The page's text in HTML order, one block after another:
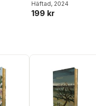
Totalt antal röster:
Häftad, 2024
199 kr